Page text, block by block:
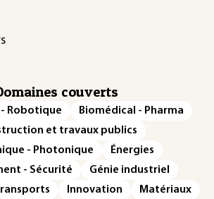
couverts
Robotique
Biomédical - Pharma
et travaux publics
- Photonique
Énergies
- Sécurité
Génie industriel
Innovation
Matériaux